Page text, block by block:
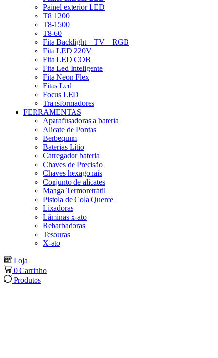
Painel exterior LED
T8-1200
T8-1500
T8-60
Fita Backlight – TV – RGB
Fita LED 220V
Fita LED COB
Fita Led Inteligente
Fita Neon Flex
Fitas Led
Focus LED
Transformadores
FERRAMENTAS
Aparafusadoras a bateria
Alicate de Pontas
Berbequim
Baterias Lítio
Carregador bateria
Chaves de Precisão
Chaves hexagonais
Conjunto de alicates
Manga Termoretrátil
Pistola de Cola Quente
Lixadoras
Lâminas x-ato
Rebarbadoras
Tesouras
X-ato
Loja
0 Carrinho
Produtos